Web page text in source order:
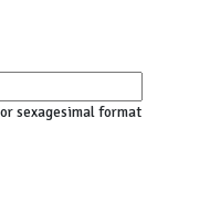
sexagesimal format